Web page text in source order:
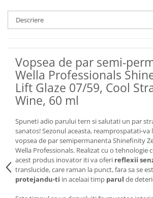
Descriere
Vopsea de par semi-
Wella Professionals
Lift Glaze 07/59, Cool
Wine, 60 ml
Spuneti adio parului tern si salutati un par
sanatos! Sezonul aceasta, reamprospatati-
vopsea de par semipermanenta Shinefinity
Wella Professionals. Realizat cu o tehnologie
acest produs inovator iti va oferi reflexii
translucide, care raman la punct, fara sa se
protejandu-ti in acelaai timp parul de